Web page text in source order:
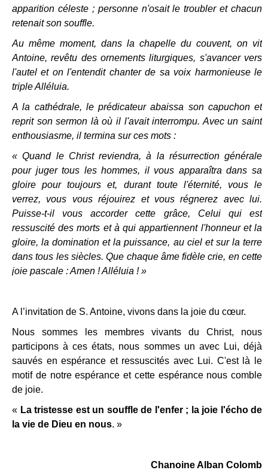
apparition céleste ; personne n'osait le troubler et chacun
retenait son souffle.
Au même moment, dans la chapelle du couvent, on vit
Antoine, revêtu des ornements liturgiques, s'avancer vers
l'autel et on l'entendit chanter de sa voix harmonieuse le
triple Alléluia.
A la cathédrale, le prédicateur abaissa son capuchon et
reprit son sermon là où il l'avait interrompu. Avec un saint
enthousiasme, il termina sur ces mots :
« Quand le Christ reviendra, à la résurrection générale
pour juger tous les hommes, il vous apparaîtra dans sa
gloire pour toujours et, durant toute l'éternité, vous le
verrez, vous vous réjouirez et vous régnerez avec lui.
Puisse-t-il vous accorder cette grâce, Celui qui est
ressuscité des morts et à qui appartiennent l'honneur et la
gloire, la domination et la puissance, au ciel et sur la terre
dans tous les siècles. Que chaque âme fidèle crie, en cette
joie pascale : Amen ! Alléluia ! »
A l’invitation de S. Antoine, vivons dans la joie du cœur.
Nous sommes les membres vivants du Christ, nous
participons à ces états, nous sommes un avec Lui, déjà
sauvés en espérance et ressuscités avec Lui. C'est là le
motif de notre espérance et cette espérance nous comble
de joie.
« La tristesse est un souffle de l'enfer ; la joie l'écho de
la vie de Dieu en nous. »
Chanoine Alban Colomb